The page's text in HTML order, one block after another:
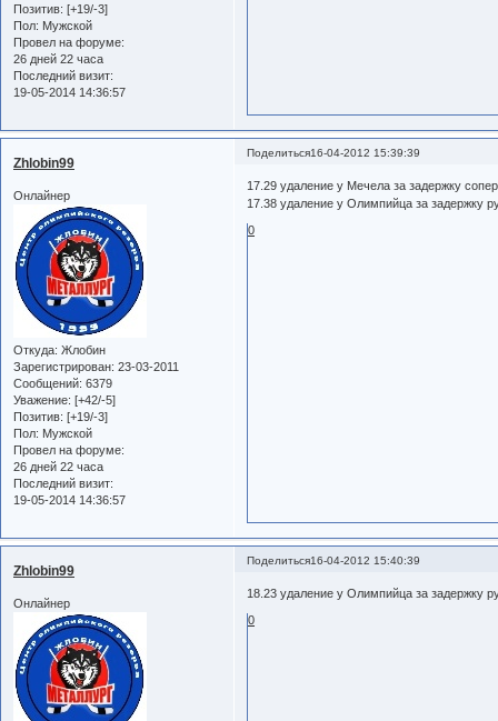
Позитив: [+19/-3]
Пол: Мужской
Провел на форуме:
26 дней 22 часа
Последний визит:
19-05-2014 14:36:57
Поделиться16-04-2012 15:39:39
Zhlobin99
Онлайнер
Откуда: Жлобин
Зарегистрирован: 23-03-2011
Сообщений: 6379
Уважение: [+42/-5]
Позитив: [+19/-3]
Пол: Мужской
Провел на форуме:
26 дней 22 часа
Последний визит:
19-05-2014 14:36:57
17.29 удаление у Мечела за задержку
17.38 удаление у Олимпийца за задержку
0
Поделиться16-04-2012 15:40:39
Zhlobin99
Онлайнер
18.23 удаление у Олимпийца за задержку
0